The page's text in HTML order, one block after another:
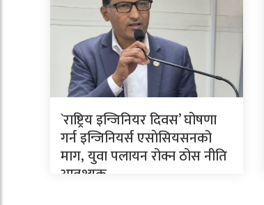
`राष्ट्रिय इन्जिनियर दिवस’ घोषणा
गर्न इन्जिनियर्स एसाेसियसनको
माग, युवा पलायन रोक्न ठोस नीति
आवश्यक